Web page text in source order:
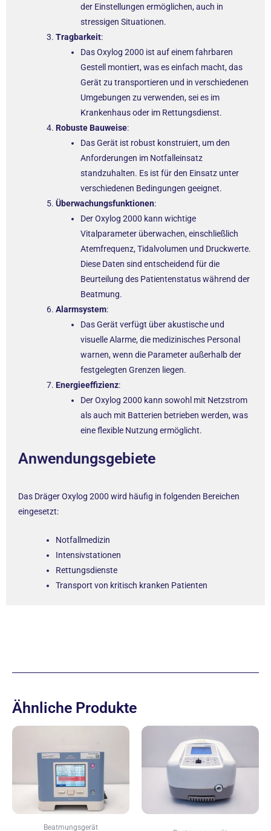
der Einstellungen ermöglichen, auch in
stressigen Situationen.
Tragbarkeit:
Das Oxylog 2000 ist auf einem fahrbaren
Gestell montiert, was es einfach macht, das
Gerät zu transportieren und in verschiedenen
Umgebungen zu verwenden, sei es im
Krankenhaus oder im Rettungsdienst.
Robuste Bauweise:
Das Gerät ist robust konstruiert, um den
Anforderungen im Notfalleinsatz
standzuhalten. Es ist für den Einsatz unter
verschiedenen Bedingungen geeignet.
Überwachungsfunktionen:
Der Oxylog 2000 kann wichtige
Vitalparameter überwachen, einschließlich
Atemfrequenz, Tidalvolumen und Druckwerte.
Diese Daten sind entscheidend für die
Beurteilung des Patientenstatus während der
Beatmung.
Alarmsystem:
Das Gerät verfügt über akustische und
visuelle Alarme, die medizinisches Personal
warnen, wenn die Parameter außerhalb der
festgelegten Grenzen liegen.
Energieeffizienz:
Der Oxylog 2000 kann sowohl mit Netzstrom
als auch mit Batterien betrieben werden, was
eine flexible Nutzung ermöglicht.
Anwendungsgebiete
Das Dräger Oxylog 2000 wird häufig in folgenden Bereichen
eingesetzt:
Notfallmedizin
Intensivstationen
Rettungsdienste
Transport von kritisch kranken Patienten
Ähnliche Produkte
Beatmungsgerät